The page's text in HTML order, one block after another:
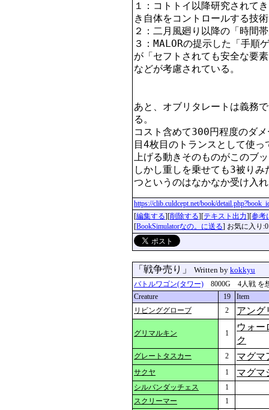
１：コトトイ以降研究されて
き自体をコントロールする技
２：二月風廻り以降の「時間
３：MALORの提示した「手順
が「セフトされても安全な要
などが考慮されている。
あと、オブリタレートは義務
る。
コスト含めて300円程度のダ
目4枚目のトランスとして使
上げる動きそのものがこのブ
しかし重しを乗せても3被り
https://clib.culdcept.net/book/
[編集する][削除する][テキスト出力][参考
[BookSimulatorなの。に送る] お気に入り:0
「戦争売り」 Written by kokkyu
バトルワゴン(タワー) 8000G 4人戦 を
Creature
19
Item
リビンググローブ
2 アング
グリマルキン 1
ウォー
ク
グレートタスカー 2 マグマ
サクヤ 1 マグマ
シルバンダッチェス
1
スクリーマー
1